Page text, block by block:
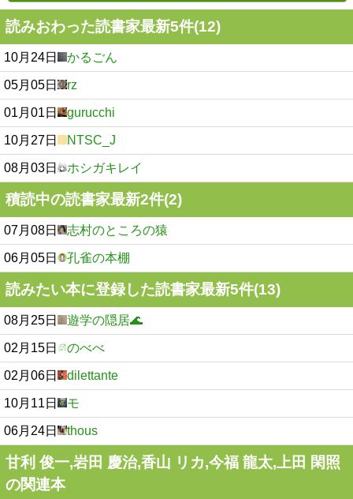
読みおわった読書家最新5件(12)
10月24日 かるごん
05月05日 rz
01月01日 gurucchi
10月27日 NTSC_J
08月03日 ホシガキレイ
積読中の読書家最新2件(2)
07月08日 志村のところの猿
06月05日 孔雀の本棚
読みたい本に登録した読書家最新5件(13)
08月25日 遊学の隠居🌊
02月15日 のべべ
02月06日 dilettante
10月11日 モ
06月24日 thous
甘利 俊一,岩田 慶治,香山 リカ,今福 龍太,上田 閑照
の関連本